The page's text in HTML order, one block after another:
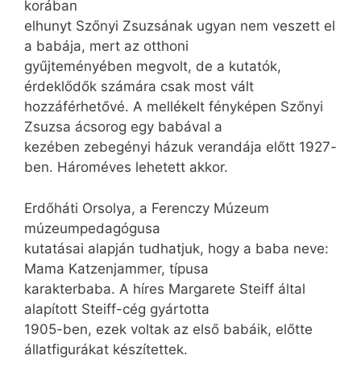
korában
elhunyt Szőnyi Zsuzsának ugyan nem veszett el
a babája, mert az otthoni
gyűjteményében megvolt, de a kutatók,
érdeklődők számára csak most vált
hozzáférhetővé. A mellékelt fényképen Szőnyi
Zsuzsa ácsorog egy babával a
kezében zebegényi házuk verandája előtt 1927-
ben. Hároméves lehetett akkor.
Erdőháti Orsolya, a Ferenczy Múzeum
múzeumpedagógusa
kutatásai alapján tudhatjuk, hogy a baba neve:
Mama Katzenjammer, típusa
karakterbaba. A híres Margarete Steiff által
alapított Steiff-cég gyártotta
1905-ben, ezek voltak az első babáik, előtte
állatfigurákat készítettek.